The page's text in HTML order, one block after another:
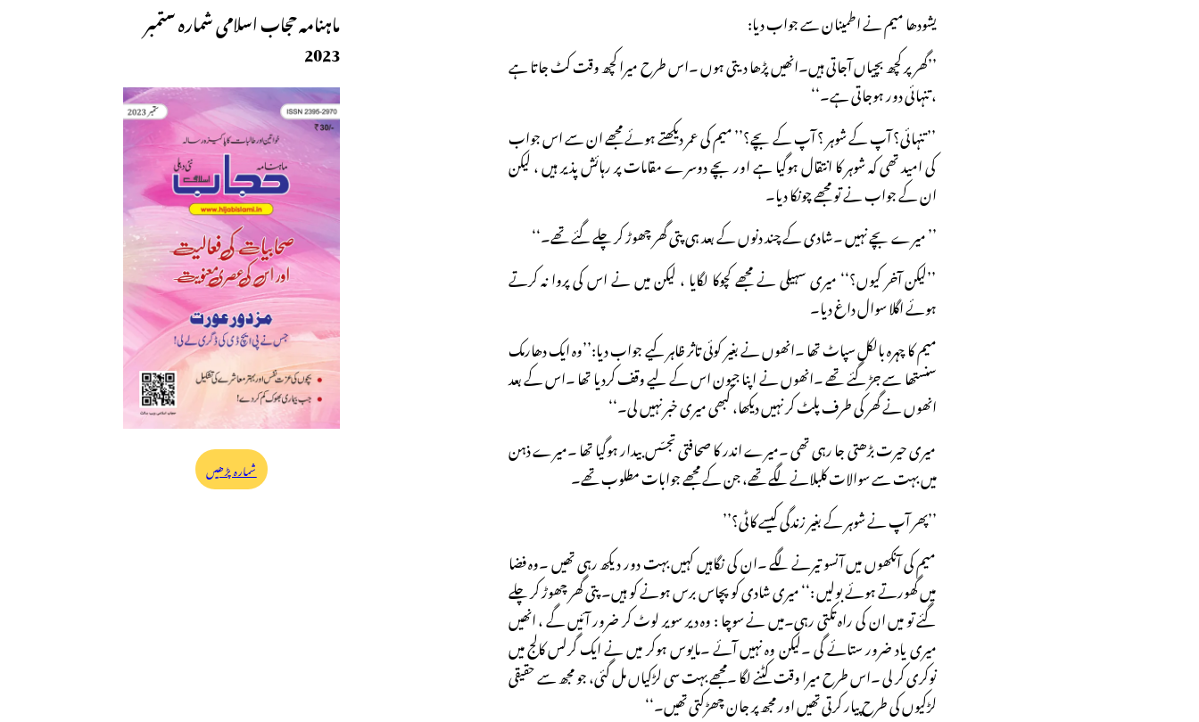
یشودھا میم نے اطمینان سے جواب دیا:
’’گھر پر کچھ بچیاں آجاتی ہیں۔انھیں پڑھا دیتی ہوں ۔اس طرح میرا کچھ وقت کٹ جاتا ہے
، تنہائی دور ہوجاتی ہے۔‘‘
’’ تنہائی؟ آپ کے شوہر ؟ آپ کے بچے؟’’ میم کی عمر دیکھتے ہوئے مجھے ان سے اس جواب
کی امید تھی کہ شوہر کا انتقال ہوگیا ہے اور بچے دوسرے مقامات پر رہائش پذیر ہیں ، لیکن
ان کے جواب نے تو مجھے چونکا دیا۔
’’ میرے بچے نہیں ۔شادی کے چند دنوں کے بعد ہی پتی گھر چھوڑ کر چلے گئے تھے۔‘‘
’’لیکن آخر کیوں؟‘‘ میری سہیلی نے مجھے کچوکا لگایا ، لیکن میں نے اس کی پروا نہ کرتے
ہوئے اگلا سوال داغ دیا۔
میم کا چہرہ بالکل سپاٹ تھا ۔انھوں نے بغیر کوئی تاثر ظاہر کیے جواب دیا:’’وہ ایک دھارمک
سنستھا سے جڑ گئے تھے ۔انھوں نے اپنا جیون اس کے لیے وقف کردیا تھا ۔اس کے بعد
انھوں نے گھر کی طرف پلٹ کر نہیں دیکھا، کبھی میری خبر نہیں لی۔‘‘
میری حیرت بڑھتی جا رہی تھی ۔میرے اندر کا صحافتی تجسّس بیدار ہوگیا تھا ۔میرے ذہن
میں بہت سے سوالات کلبلانے لگے تھے، جن کے مجھے جوابات مطلوب تھے۔
’’پھر آپ نے شوہر کے بغیر زندگی کیسے کاٹی؟’’
میم کی آنکھوں میں آنسو تیرنے لگے ۔ان کی نگاہیں کہیں بہت دور دیکھ رہی تھیں ۔وہ فضا
میں گھورتے ہوئے بولیں :‘‘ میری شادی کو پچاس برس ہونے کو ہیں۔ پتی گھر چھوڑ کر چلے
گئے تو میں ان کی راہ تکتی رہی۔میں نے سوچا : وہ دیر سویر لوٹ کر ضرور آئیں گے ، انھیں
میری یاد ضرور ستائے گی ۔لیکن وہ نہیں آئے ۔مایوس ہوکر میں نے ایک گرلس کالج میں
نوکری کر لی ۔اس طرح میرا وقت کٹنے لگا ۔مجھے بہت سی لڑکیاں مل گئی، جو مجھ سے حقیقی
لڑکیوں کی طرح پیار کرتی تھیں اور مجھ پر جان چھڑکتی تھیں۔‘‘
ماہنامہ حجاب اسلامی شمارہ ستمبر
2023
شمارہ پڑھیں